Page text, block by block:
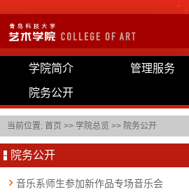
学院简介 管理服务
院务公开
当前位置: 首页 >> 学院总览 >> 院务公开
院务公开
音乐系师生参加新作品专场音乐会